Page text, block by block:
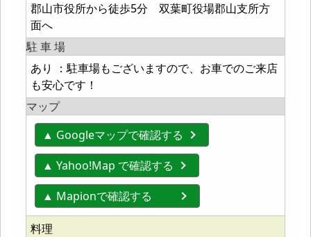
郡山市役所から徒歩5分 双葉町役場郡山支所方
面へ
駐 車 場
あり ：駐車場もございますので、お車でのご来店
も安心です！
マップ
▲ Googleマップで確認する
▲ Yahoo!Map で確認する
▲ Mapionで確認する
料理